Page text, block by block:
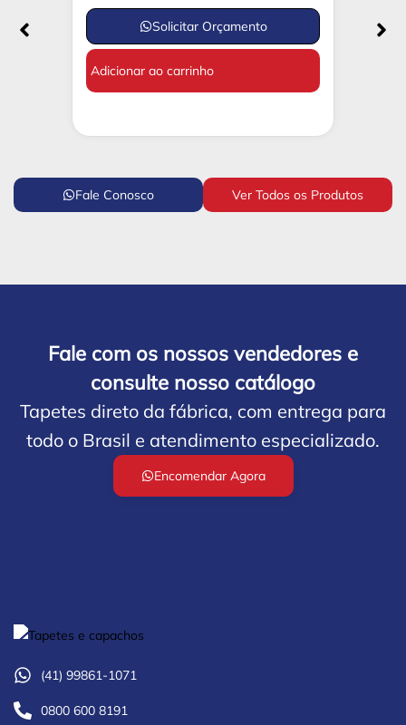
Solicitar Orçamento
Adicionar ao carrinho
Fale Conosco Ver Todos os Produtos
Fale com os nossos vendedores e
consulte nosso catálogo
Tapetes direto da fábrica, com entrega para
todo o Brasil e atendimento especializado.
Encomendar Agora
(41) 99861-1071
0800 600 8191